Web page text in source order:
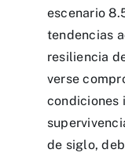
escenario
tendencias
resiliencia
verse
condiciones
de siglo,